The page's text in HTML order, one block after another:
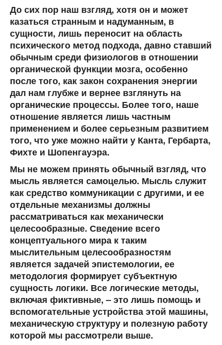
До сих пор наш взгляд, хотя он и может
казаться странным и надуманным, в
сущности, лишь переносит на область
психического метод подхода, давно ставший
обычным среди физиологов в отношении
органической функции мозга, особенно
после того, как закон сохранения энергии
дал нам глубже и вернее взглянуть на
органические процессы. Более того, наше
отношение является лишь частным
применением и более серьезным развитием
того, что уже можно найти у Канта, Гербарта,
Фихте и Шопенгауэра.
Мы не можем принять обычный взгляд, что
мысль является самоцелью. Мысль служит
как средство коммуникации с другими, и ее
отдельные механизмы должны
рассматриваться как механически
целесообразные. Сведение всего
концептуального мира к таким
мыслительным целесообразностям
является задачей эпистемологии, ее
методология формирует субъектную
сущность логики. Все логические методы,
включая фиктивные, – это лишь помощь и
вспомогательные устройства этой машины,
механическую структуру и полезную работу
которой мы рассмотрели выше.